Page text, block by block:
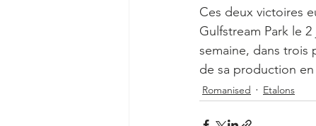
Ces deux victoires
Gulfstream Park le
semaine, dans trois
de sa production
Romanised Etalons